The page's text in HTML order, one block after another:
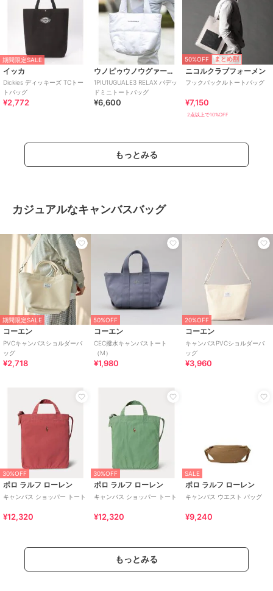
期間限定SALE
イッカ
Dickies ディッキーズ TCトー
トバッグ
¥2,772
ウノピゥウノウグァーレトレ リラックス
1PIU1UGUALE3 RELAX パデッ
ドミニトートバッグ
¥6,600
50%OFF まとめ割
ニコルクラブフォーメン
フックバックルトートバッグ
¥7,150
2点以上で10%OFF
もっとみる
カジュアルなキャンバスバッグ
期間限定SALE
コーエン
PVCキャンバスショルダーバ
ッグ
¥2,718
50%OFF
コーエン
CEC撥水キャンバストート
（M）
¥1,980
20%OFF
コーエン
キャンバスPVCショルダーバ
ッグ
¥3,960
30%OFF
ポロ ラルフ ローレン
キャンバス ショッパー トート
¥12,320
30%OFF
ポロ ラルフ ローレン
キャンバス ショッパー トート
¥12,320
SALE
ポロ ラルフ ローレン
キャンバス ウエスト パッグ
¥9,240
もっとみる